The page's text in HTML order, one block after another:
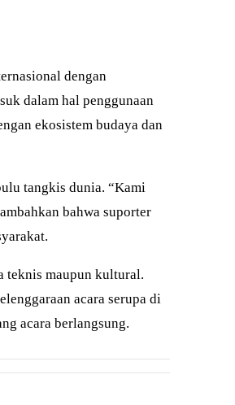
dengan
dalam hal penggunaan
ekosistem budaya dan
tangkis dunia. “Kami
bahwa suporter
teknis maupun kultural.
acara serupa di
acara berlangsung.